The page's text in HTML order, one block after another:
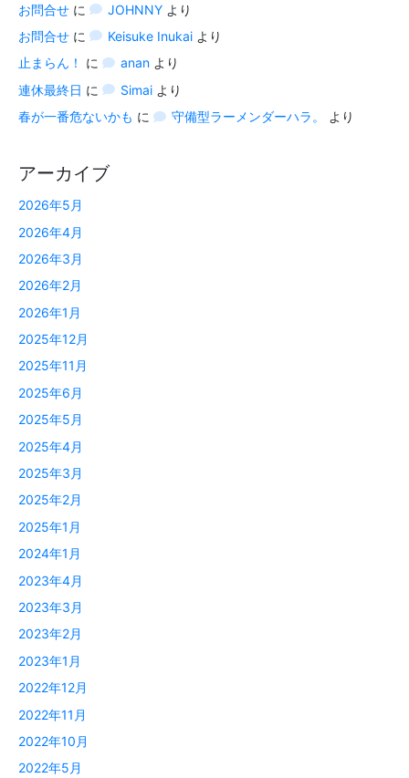
お問合せ に JOHNNYより
お問合せ に Keisuke Inukaiより
止まらん！
に ananより
連休最終日 に Simaiより
春が一番危ないかも に 守備型ラーメンダーハラ。 より
アーカイブ
2026年5月
2026年4月
2026年3月
2026年2月
2026年1月
2025年12月
2025年11月
2025年6月
2025年5月
2025年4月
2025年3月
2025年2月
2025年1月
2024年1月
2023年4月
2023年3月
2023年2月
2023年1月
2022年12月
2022年11月
2022年10月
2022年5月